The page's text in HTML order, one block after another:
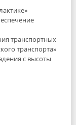
транспортных
транспорта»
с высоты